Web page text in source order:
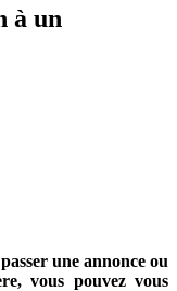
à un
une annonce ou
vous pouvez vous